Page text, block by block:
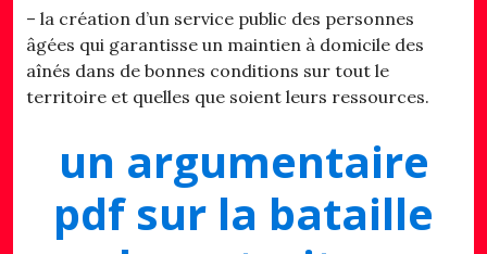
– la création d’un service public des personnes
âgées qui garantisse un maintien à domicile des
aînés dans de bonnes conditions sur tout le
territoire et quelles que soient leurs ressources.
un argumentaire
pdf sur la bataille